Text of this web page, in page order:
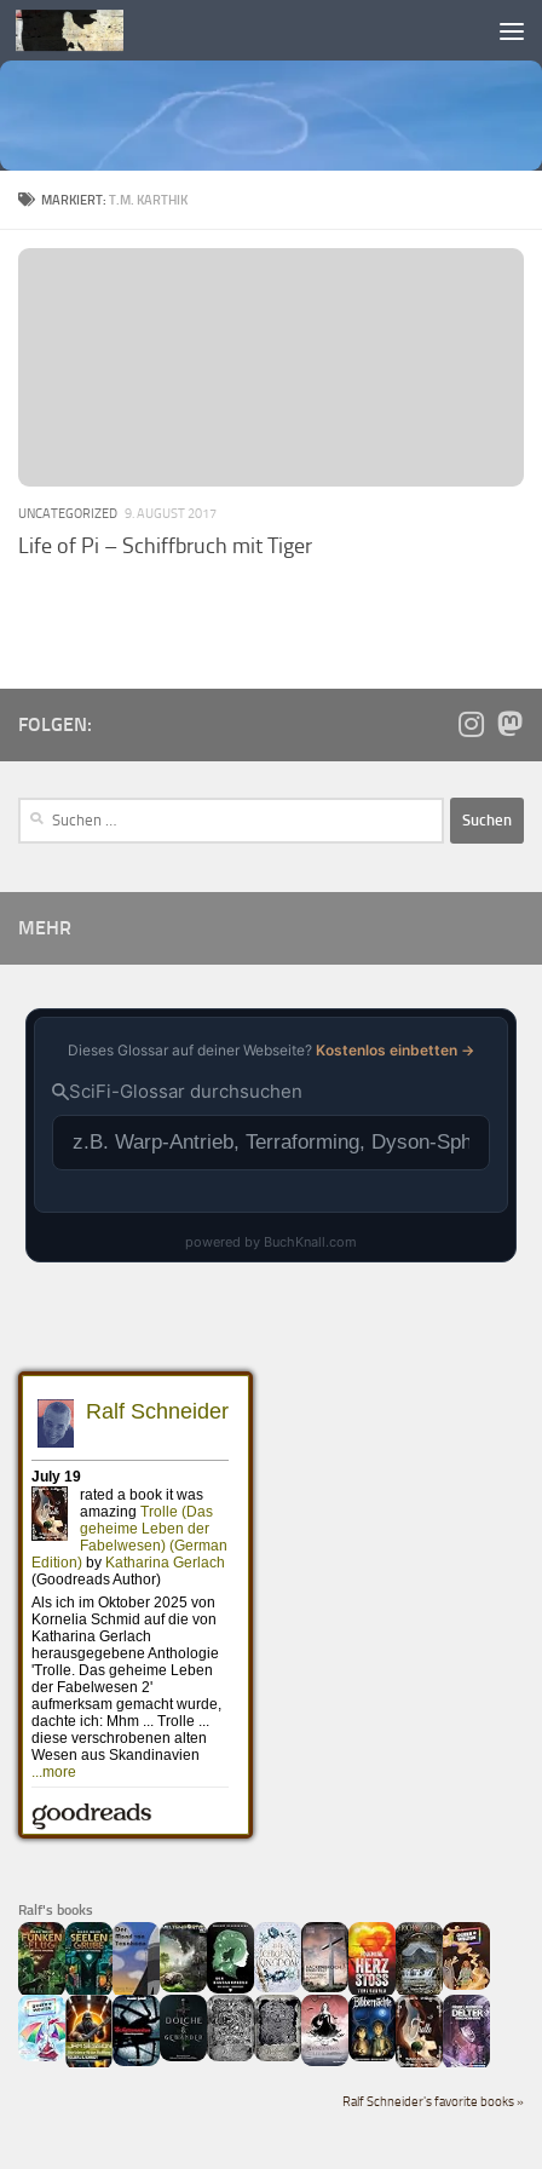
Skip to content
MARKIERT:T.M. KARTHIK
UNCATEGORIZED 9. AUGUST 2017
Life of Pi – Schiffbruch mit Tiger
FOLGEN:
MEHR
Ralf's books
Ralf Schneider's favorite books »